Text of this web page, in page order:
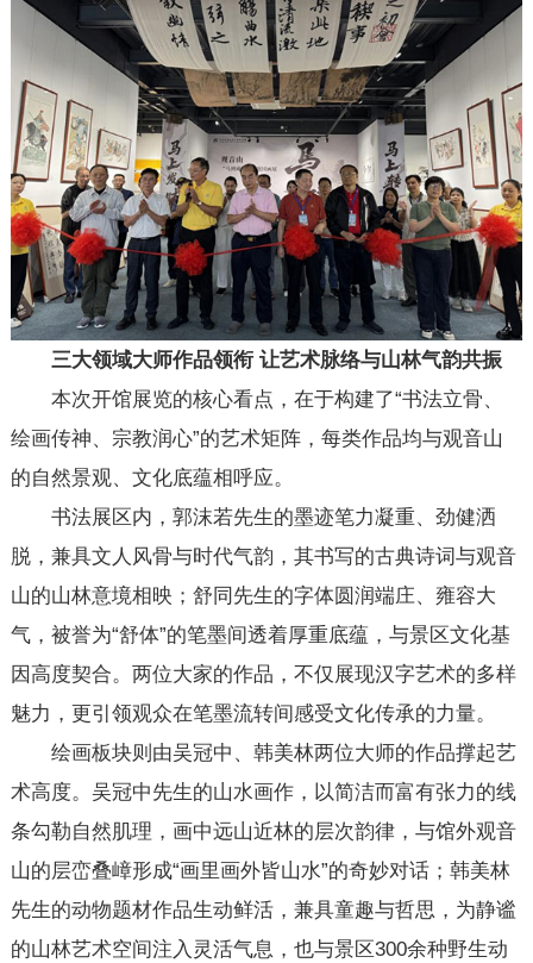
三大领域大师作品领衔让艺术脉络与山林气韵共振
本次开馆展览的核心看点，在于构建了“书法立骨、
绘画传神、宗教润心”的艺术矩阵，每类作品均与观音山
的自然景观、文化底蕴相呼应。
书法展区内，郭沫若先生的墨迹笔力凝重、劲健洒
脱，兼具文人风骨与时代气韵，其书写的古典诗词与观音
山的山林意境相映；舒同先生的字体圆润端庄、雍容大
气，被誉为“舒体”的笔墨间透着厚重底蕴，与景区文化基
因高度契合。两位大家的作品，不仅展现汉字艺术的多样
魅力，更引领观众在笔墨流转间感受文化传承的力量。
绘画板块则由吴冠中、韩美林两位大师的作品撑起艺
术高度。吴冠中先生的山水画作，以简洁而富有张力的线
条勾勒自然肌理，画中远山近林的层次韵律，与馆外观音
山的层峦叠嶂形成“画里画外皆山水”的奇妙对话；韩美林
先生的动物题材作品生动鲜活，兼具童趣与哲思，为静谧
的山林艺术空间注入灵活气息，也与景区300余种野生动